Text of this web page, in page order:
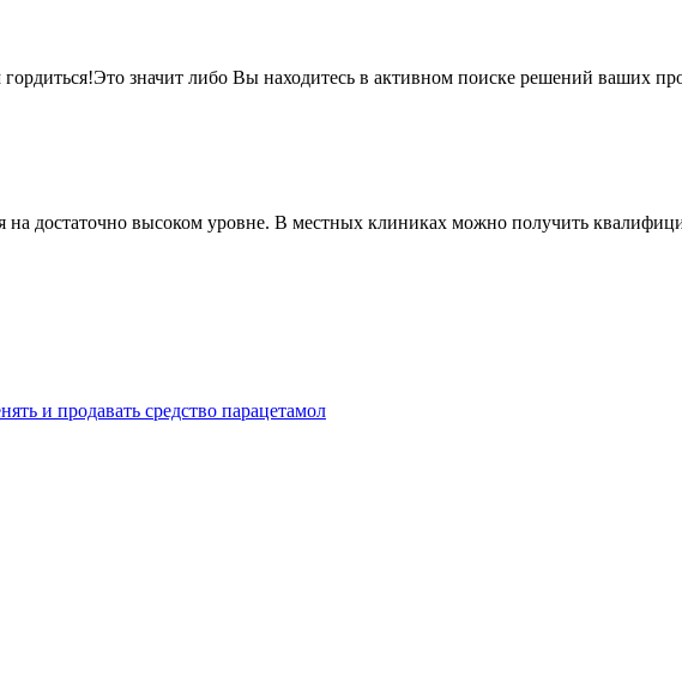
значит либо Вы находитесь в активном поиске решений ваших
достаточно высоком уровне. В местных клиниках можно получить
и продавать средство парацетамол